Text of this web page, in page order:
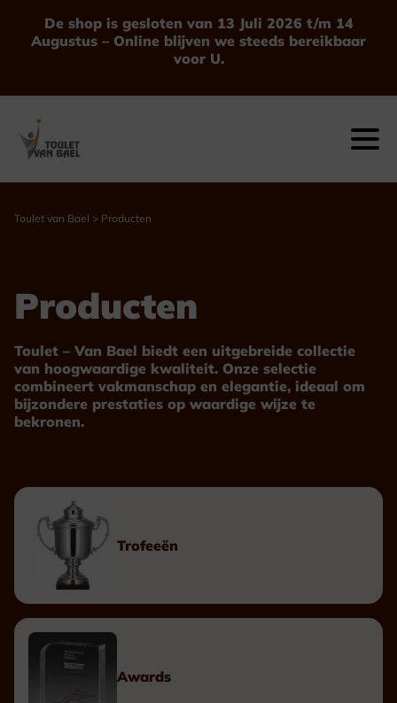
De shop is gesloten van 13 Juli 2026 t/m 14
Augustus – Online blijven we steeds bereikbaar
voor U.
Toulet van Bael > Producten
Producten
Toulet – Van Bael biedt een uitgebreide collectie
van hoogwaardige kwaliteit. Onze selectie
combineert vakmanschap en elegantie, ideaal om
bijzondere prestaties op waardige wijze te
bekronen.
Trofeeën
Awards